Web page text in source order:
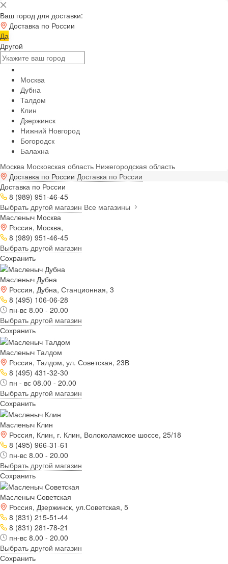
Ваш город для доставки:
Доставка по России
Да
Другой
Москва
Дубна
Талдом
Клин
Дзержинск
Нижний Новгород
Богородск
Балахна
Москва Московская область Нижегородская область
Доставка по России Доставка по России
Доставка по России
8 (989) 951-46-45
Выбрать другой магазин Все магазины
Масленыч Москва
Россия, Москва,
8 (989) 951-46-45
Выбрать другой магазин
Сохранить
Масленыч Дубна
Россия, Дубна, Станционная, 3
8 (495) 106-06-28
пн-вс 8.00 - 20.00
Выбрать другой магазин
Сохранить
Масленыч Талдом
Россия, Талдом, ул. Советская, 23В
8 (495) 431-32-30
пн - вс 08.00 - 20.00
Выбрать другой магазин
Сохранить
Масленыч Клин
Россия, Клин, г. Клин, Волоколамское шоссе, 25/18
8 (495) 966-31-61
пн-вс 8.00 - 20.00
Выбрать другой магазин
Сохранить
Масленыч Советская
Россия, Дзержинск, ул.Советская, 5
8 (831) 215-51-44
8 (831) 281-78-21
пн-вс 8.00 - 20.00
Выбрать другой магазин
Сохранить